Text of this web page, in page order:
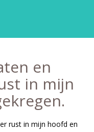
en
in mijn
rust in mijn hoofd en